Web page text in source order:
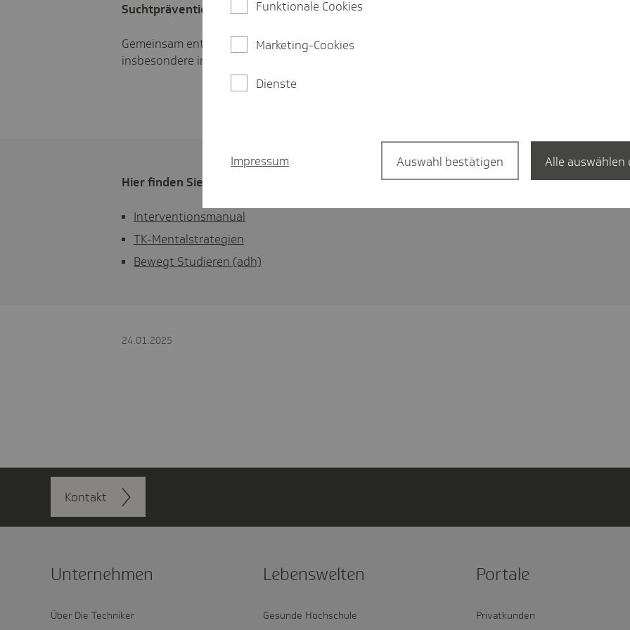
Suchtprävention
Gemeinsam entwickeln wir Konzepte zur Vorbeugung von Suchtverhalten,
insbesondere im Hinblick auf Alkohol, Nikotin und digitale Medien.
Hier finden Sie eine Auswahl an bewährten Maßnahmen
Interventionsmanual
TK-Mentalstrategien
Bewegt Studieren (adh)
24.01.2025
Kontakt
Unter­nehmen
Über Die Techniker
Lebens­welten
Gesunde Hochschule
Portale
Privatkunden
Funktionale Cookies
Marketing-Cookies
Dienste
Impressum Auswahl bestätigen Alle auswählen